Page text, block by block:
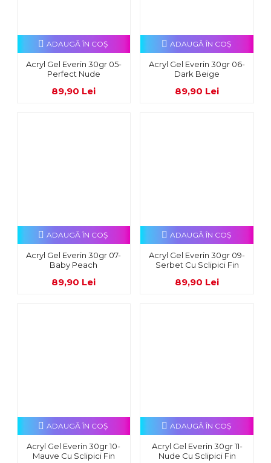
Acryl Gel Everin 30gr 05-
Perfect Nude
89,90 Lei
ADAUGĂ ÎN COŞ
Acryl Gel Everin 30gr 06-
Dark Beige
89,90 Lei
ADAUGĂ ÎN COŞ
Acryl Gel Everin 30gr 07-
Baby Peach
89,90 Lei
ADAUGĂ ÎN COŞ
Acryl Gel Everin 30gr 09-
Serbet Cu Sclipici Fin
89,90 Lei
ADAUGĂ ÎN COŞ
Acryl Gel Everin 30gr 10-
Mauve Cu Sclipici Fin
ADAUGĂ ÎN COŞ
Acryl Gel Everin 30gr 11-
Nude Cu Sclipici Fin
ADAUGĂ ÎN COŞ